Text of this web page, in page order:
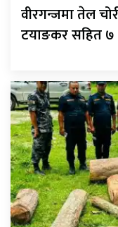
वीरगन्जमा तेल
टयाङकर सहित ७